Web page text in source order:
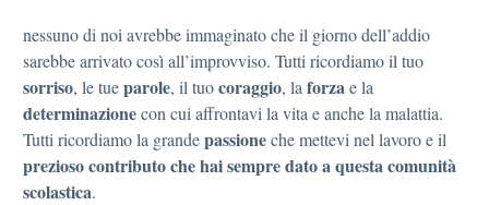
nessuno di noi avrebbe immaginato che il giorno dell’addio
sarebbe arrivato così all’improvviso. Tutti ricordiamo il tuo
sorriso, le tueparole, il tuocoraggio, la forzae la
determinazionecon cui affrontavi la vita e anche la malattia.
Tutti ricordiamo la grandepassioneche mettevi nel lavoro e il
prezioso contributo che hai sempre dato a questa comunità
scolastica.